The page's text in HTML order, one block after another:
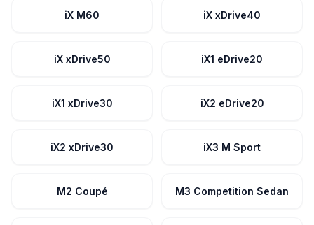
iX M60 iX xDrive40
iX xDrive50 iX1 eDrive20
iX1 xDrive30 iX2 eDrive20
iX2 xDrive30 iX3 M Sport
M2 Coupé M3 Competition Sedan